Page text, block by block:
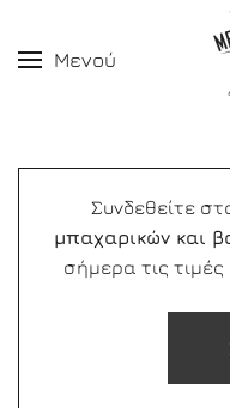
Μενού
Συνδεθείτε
μπαχαρικών και
σήμερα τις